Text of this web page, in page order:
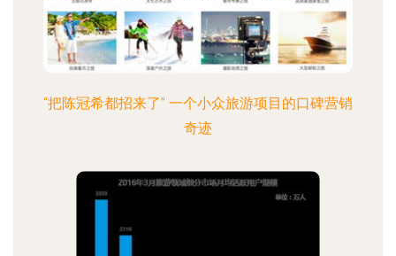
“把陈冠希都招来了” 一个小众旅游项目的口碑营销
奇迹